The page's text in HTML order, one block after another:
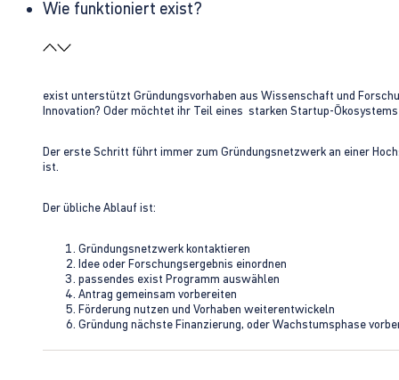
Wie funktioniert exist?
exist unterstützt Gründungsvorhaben aus Wissenschaft und
Innovation? Oder möchtet ihr Teil eines starken Startup-
Der erste Schritt führt immer zum Gründungsnetzwerk an einer
ist.
Der übliche Ablauf ist:
Gründungsnetzwerk kontaktieren
Idee oder Forschungsergebnis einordnen
passendes exist Programm auswählen
Antrag gemeinsam vorbereiten
Förderung nutzen und Vorhaben weiterentwickeln
Gründung nächste Finanzierung, oder Wachstumsphase